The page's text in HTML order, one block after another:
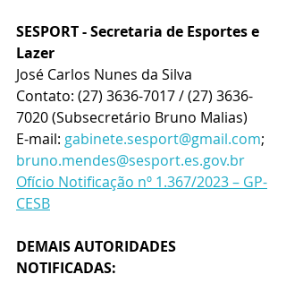
SESPORT - Secretaria de Esportes e
Lazer
José Carlos Nunes da Silva
Contato: (27) 3636-7017 / (27) 3636-
7020 (Subsecretário Bruno Malias)
E-mail: gabinete.sesport@gmail.com;
bruno.mendes@sesport.es.gov.br
Ofício Notificação nº 1.367/2023 – GP-
CESB
DEMAIS AUTORIDADES
NOTIFICADAS: